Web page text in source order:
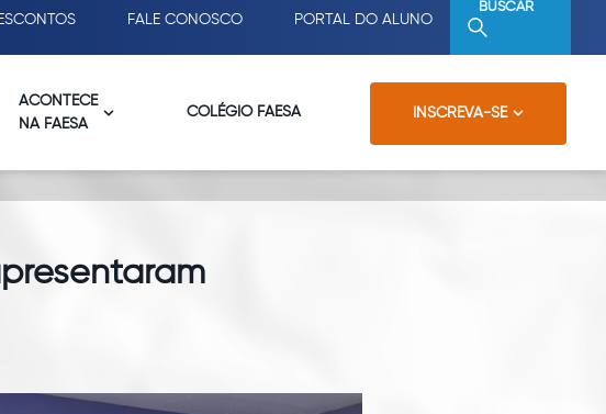
FALE CONOSCO PORTAL DO ALUNO
BUSCAR
INSCREVA-SE
ACONTECE
NA FAESA
COLÉGIO FAESA